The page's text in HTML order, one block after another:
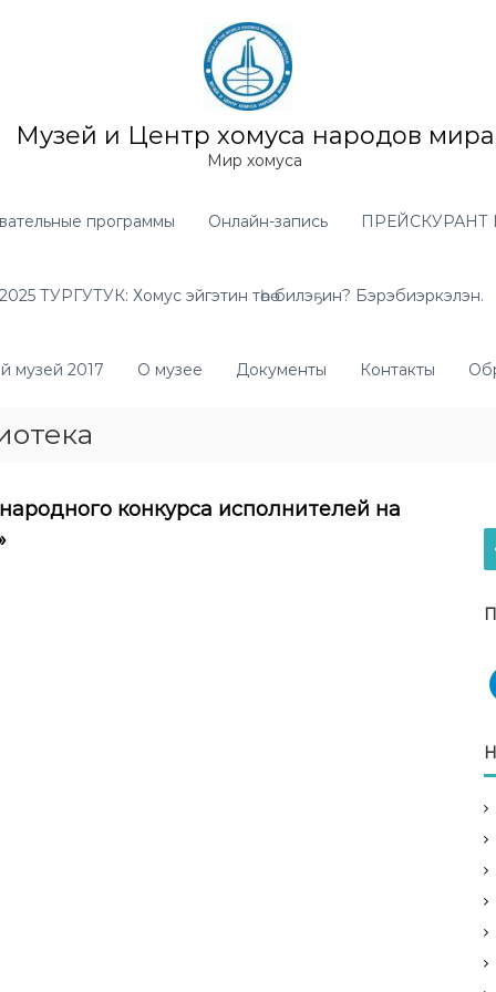
Музей и Центр хомуса народов мира
Мир хомуса
программы Онлайн-запись
ТУРГУТУК: Хомус эйгэтин төһө билэҕин? Бэрэбиэркэлэн.
музей 2017 О музее Документы Контакты
конкурса исполнителей на